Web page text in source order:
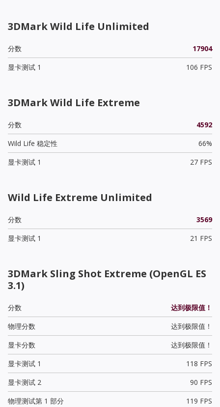
3DMark Wild Life Unlimited
分数
17904
显卡测试 1
106 FPS
3DMark Wild Life Extreme
分数
4592
Wild Life 稳定性
66%
显卡测试 1
27 FPS
Wild Life Extreme Unlimited
分数
3569
显卡测试 1
21 FPS
3DMark Sling Shot Extreme (OpenGL ES
3.1)
分数
达到极限值！
物理分数
达到极限值！
显卡分数
达到极限值！
显卡测试 1
118 FPS
显卡测试 2
90 FPS
物理测试第 1 部分
119 FPS